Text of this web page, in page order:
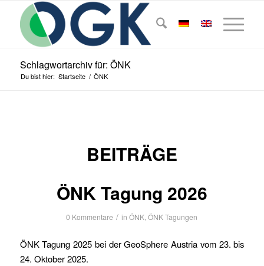
Schlagwortarchiv für: ÖNK
Du bist hier: Startseite / ÖNK
BEITRÄGE
ÖNK Tagung 2026
0 Kommentare / inÖNK,ÖNK Tagungen
ÖNK Tagung 2025 bei der GeoSphere Austria vom 23. bis
24. Oktober 2025.